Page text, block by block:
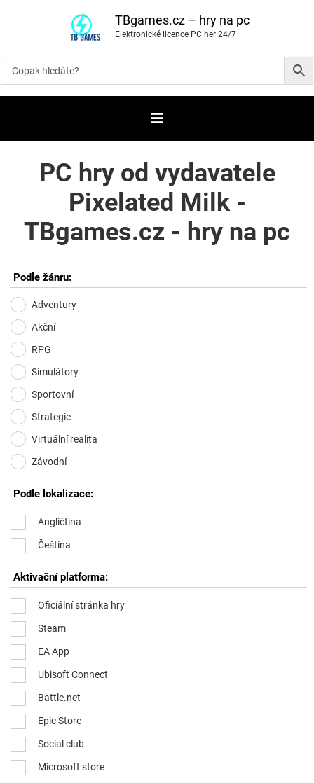
o
i
t
b
TBgames.cz – hry na pc
Elektronické licence PC her 24/7
PC hry od vydavatele
Pixelated Milk -
TBgames.cz - hry na pc
Podle žánru:
Adventury
Akční
RPG
Simulátory
Sportovní
Strategie
Virtuální realita
Závodní
Podle lokalizace:
Angličtina
Čeština
Aktivační platforma:
Oficiální stránka hry
Steam
EA App
Ubisoft Connect
Battle.net
Epic Store
Social club
Microsoft store